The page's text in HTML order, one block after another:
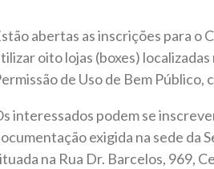
abertas as inscrições para o
oito lojas (boxes)
de Uso de Bem
interessados podem se
exigida na sede da
na Rua Dr. Barcelos, 969,